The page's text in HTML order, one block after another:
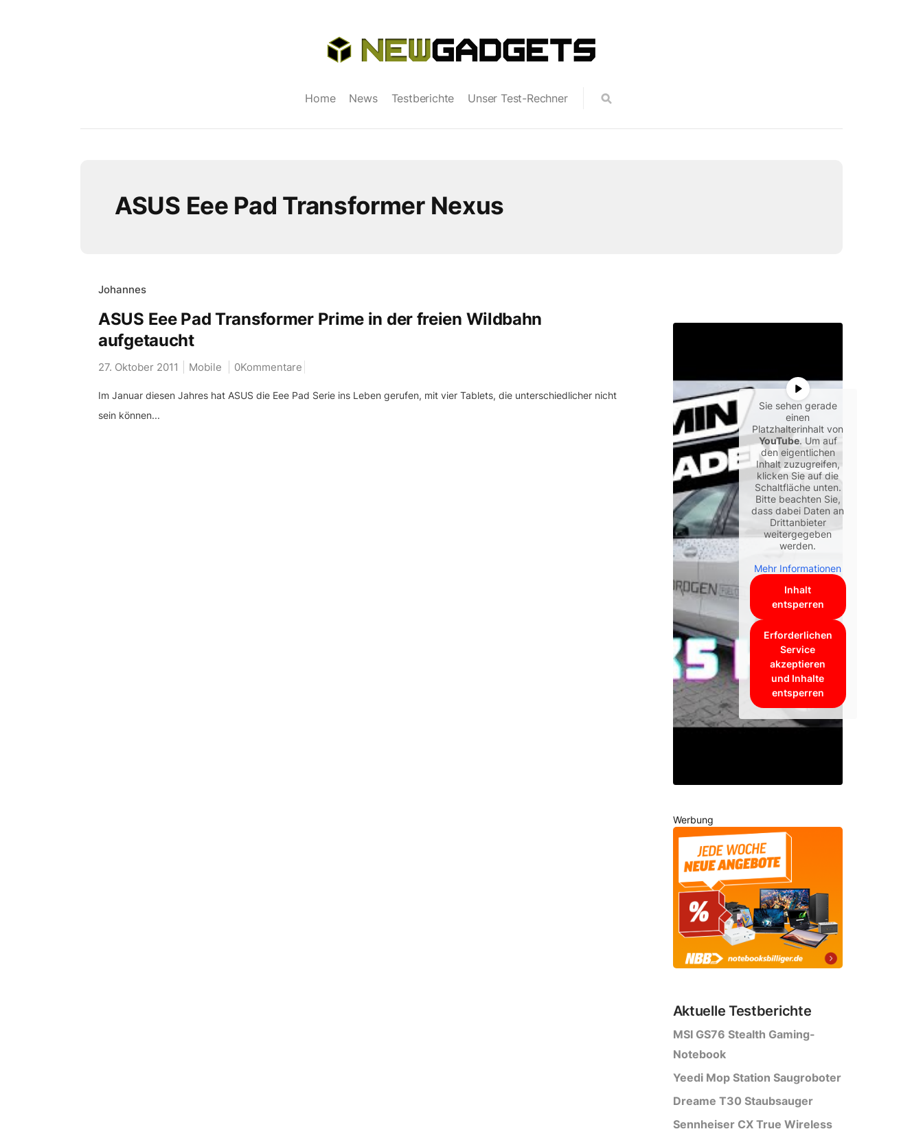
Home News Testberichte Unser Test-Rechner
ASUS Eee Pad Transformer Nexus
Johannes
ASUS Eee Pad Transformer Prime in der freien Wildbahn
aufgetaucht
27. Oktober 2011 Mobile 0Kommentare
Im Januar diesen Jahres hat ASUS die Eee Pad Serie ins Leben gerufen, mit vier Tablets, die unterschiedlicher nicht
sein können...
Sie sehen gerade
einen
Platzhalterinhalt von
YouTube. Um auf
den eigentlichen
Inhalt zuzugreifen,
klicken Sie auf die
Schaltfläche unten.
Bitte beachten Sie,
dass dabei Daten an
Drittanbieter
weitergegeben
werden.
Mehr Informationen
Inhalt
entsperren
Erforderlichen
Service
akzeptieren
und Inhalte
entsperren
Werbung
Aktuelle Testberichte
MSI GS76 Stealth Gaming-
Notebook
Yeedi Mop Station Saugroboter
Dreame T30 Staubsauger
Sennheiser CX True Wireless